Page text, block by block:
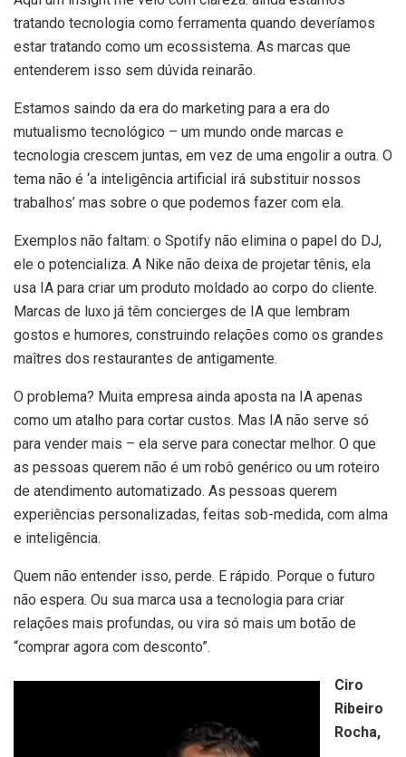
tratando tecnologia como ferramenta quando deveríamos
estar tratando como um ecossistema. As marcas que
entenderem isso sem dúvida reinarão.
Estamos saindo da era do marketing para a era do
mutualismo tecnológico – um mundo onde marcas e
tecnologia crescem juntas, em vez de uma engolir a outra. O
tema não é ‘a inteligência artificial irá substituir nossos
trabalhos’ mas sobre o que podemos fazer com ela.
Exemplos não faltam: o Spotify não elimina o papel do DJ,
ele o potencializa. A Nike não deixa de projetar tênis, ela
usa IA para criar um produto moldado ao corpo do cliente.
Marcas de luxo já têm concierges de IA que lembram
gostos e humores, construindo relações como os grandes
maîtres dos restaurantes de antigamente.
O problema? Muita empresa ainda aposta na IA apenas
como um atalho para cortar custos. Mas IA não serve só
para vender mais – ela serve para conectar melhor. O que
as pessoas querem não é um robô genérico ou um roteiro
de atendimento automatizado. As pessoas querem
experiências personalizadas, feitas sob-medida, com alma
e inteligência.
Quem não entender isso, perde. E rápido. Porque o futuro
não espera. Ou sua marca usa a tecnologia para criar
relações mais profundas, ou vira só mais um botão de
“comprar agora com desconto”.
Ciro
Ribeiro
Rocha,